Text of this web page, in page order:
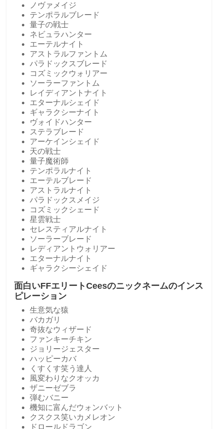
ノヴァメイジ
テンポラルブレード
量子の戦士
ネビュラハンター
エーテルナイト
アストラルファントム
パラドックスブレード
コズミックウォリアー
ソーラーファントム
レイディアントナイト
エターナルシェイド
ギャラクシーナイト
ヴォイドハンター
ステラブレード
アーケインシェイド
天の戦士
量子魔術師
テンポラルナイト
エーテルブレード
アストラルナイト
パラドックスメイジ
コズミックシェード
星雲戦士
セレスティアルナイト
ソーラーブレード
レディアントウォリアー
エターナルナイト
ギャラクシーシェイド
面白いFFエリートCeesのニックネームのインス
ピレーション
生意気な猿
バカガリ
奇抜なウィザード
ファンキーチキン
ジョリージェスター
ハッピーカバ
くすくす笑う達人
風変わりなクオッカ
ザニーゼブラ
弾むバニー
機知に富んだウォンバット
クスクス笑いカメレオン
ドロールドラゴン